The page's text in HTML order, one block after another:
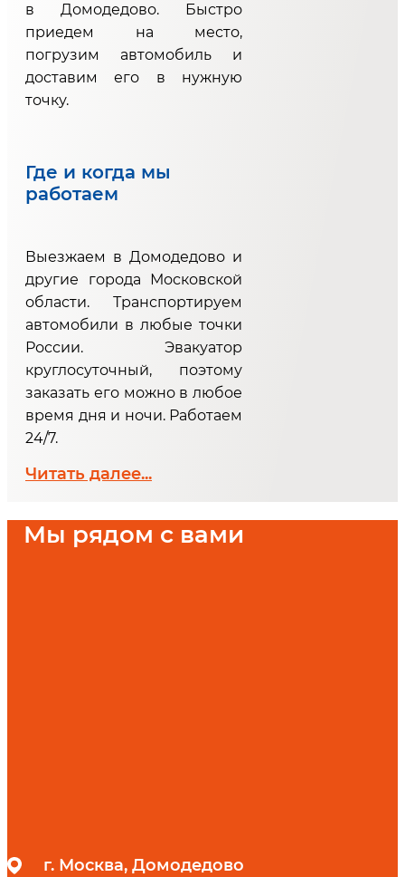
в Домодедово. Быстро
приедем на место,
погрузим автомобиль и
доставим его в нужную
точку.
Где и когда мы
работаем
Выезжаем в Домодедово и
другие города Московской
области. Транспортируем
автомобили в любые точки
России. Эвакуатор
круглосуточный, поэтому
заказать его можно в любое
время дня и ночи. Работаем
24/7.
Читать далее...
Мы рядом с вами
г. Москва, Домодедово